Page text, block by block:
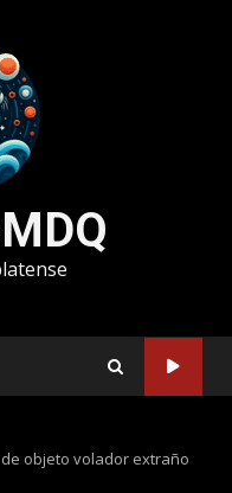
de objeto volador extraño